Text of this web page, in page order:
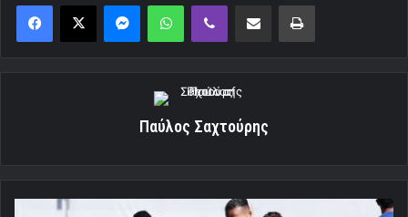
MessengerWhatsAppViber Κοινοποίηση μέσω ηλεκτρονικού ταχυδρομείουΕκτύπωση
Παύλος Σαχτούρης